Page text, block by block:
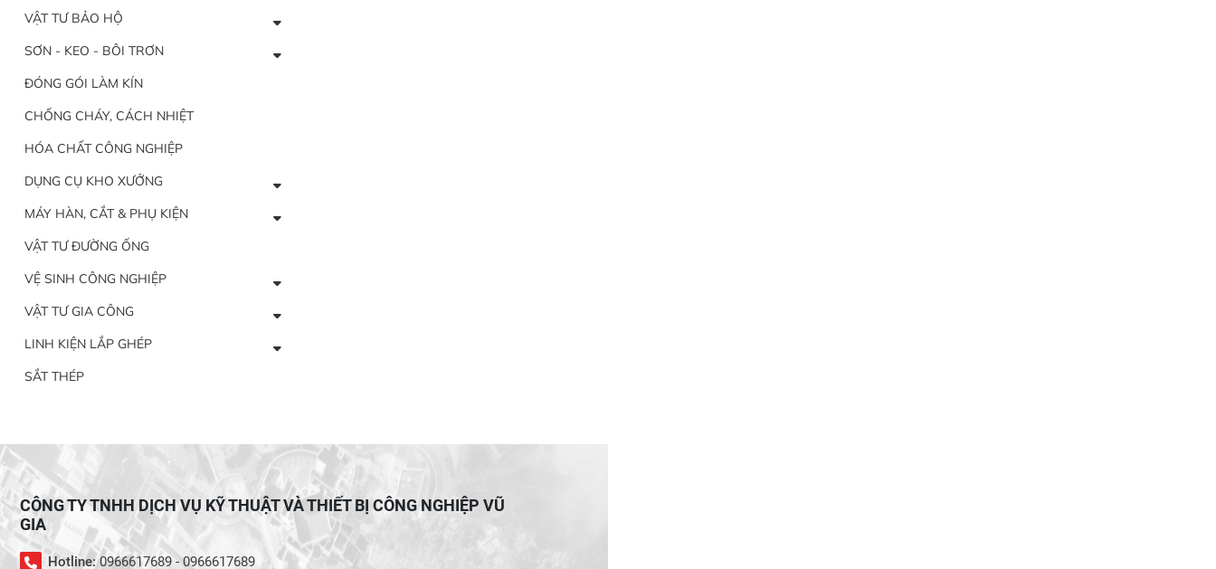
VẬT TƯ BẢO HỘ
SƠN - KEO - BÔI TRƠN
ĐÓNG GÓI LÀM KÍN
CHỐNG CHÁY, CÁCH NHIỆT
HÓA CHẤT CÔNG NGHIỆP
DỤNG CỤ KHO XƯỞNG
MÁY HÀN, CẮT & PHỤ KIỆN
VẬT TƯ ĐƯỜNG ỐNG
VỆ SINH CÔNG NGHIỆP
VẬT TƯ GIA CÔNG
LINH KIỆN LẮP GHÉP
SẮT THÉP
CÔNG TY TNHH DỊCH VỤ KỸ THUẬT VÀ THIẾT BỊ CÔNG NGHIỆP VŨ
GIA
Hotline:0966617689 - 0966617689